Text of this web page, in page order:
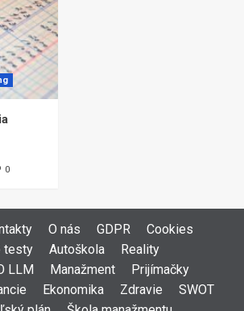
0
O nás GDPR
Cookies
testy
Autoškola
Reality
LLM
Manažment
Prijímačky
Ekonomika Zdravie
SWOT